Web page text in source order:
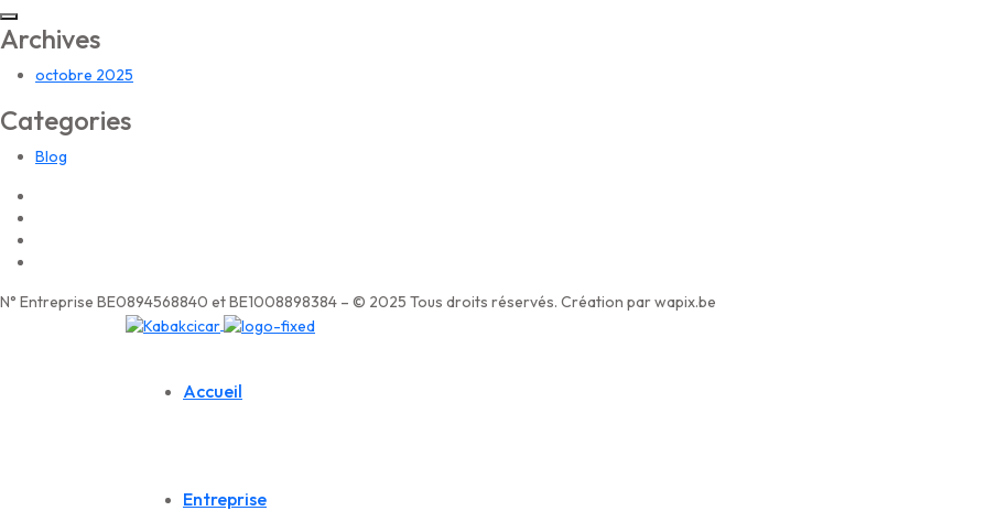
Archives
octobre 2025
Categories
Blog
N° Entreprise BE0894568840 et BE1008898384 – © 2025 Tous droits réservés. Création par wapix.be
Accueil
Entreprise